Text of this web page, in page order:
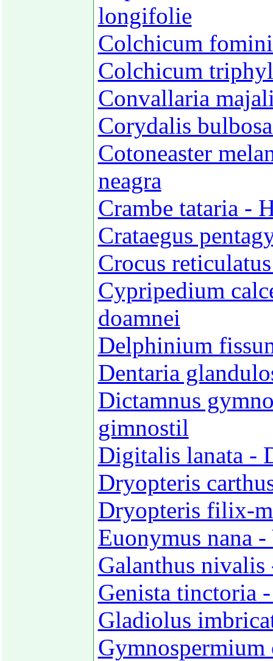
longifolie
Colchicum
Colchicum
Convallaria
Corydalis
Cotoneaster
neagra
Crambe tataria -
Crataegus
Crocus
Cypripedium
doamnei
Delphinium
Dentaria
Dictamnus
gimnostil
Digitalis lanata -
Dryopteris
Dryopteris filix-
Euonymus nana
Galanthus
Genista tinctoria
Gladiolus
Gymnospermium